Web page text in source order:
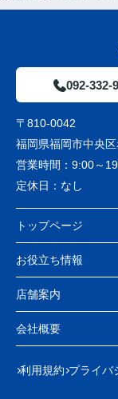
092-332-
〒810-0042
福岡県福岡市中央
営業時間： 9:00～
定休日： なし
トップページ
お役立ち情報
店舗案内
会社概要
利用規約 プライバ